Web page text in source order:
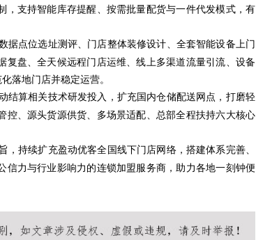
，支持智能库存提醒、按需批量配货与一件代发模式，有
据点位选址测评、门店整体装修设计、全套智能设备上门
盘、全天候远程门店运维、线上多渠道流量引流、设备
落地门店并稳定运营。
结算相关技术研发投入，扩充国内仓储配送网点，打磨轻
、源头货源供货、多场景适配、总部全程扶持六大核心
持续扩充盈动优客全国线下门店网络，搭建体系完善、
力与行业影响力的连锁加盟服务商，助力各地一刻钟便